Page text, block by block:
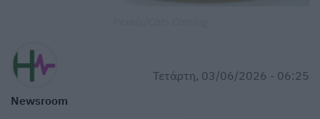
Newsroom
Τετάρτη, 03/06/2026 - 06:25